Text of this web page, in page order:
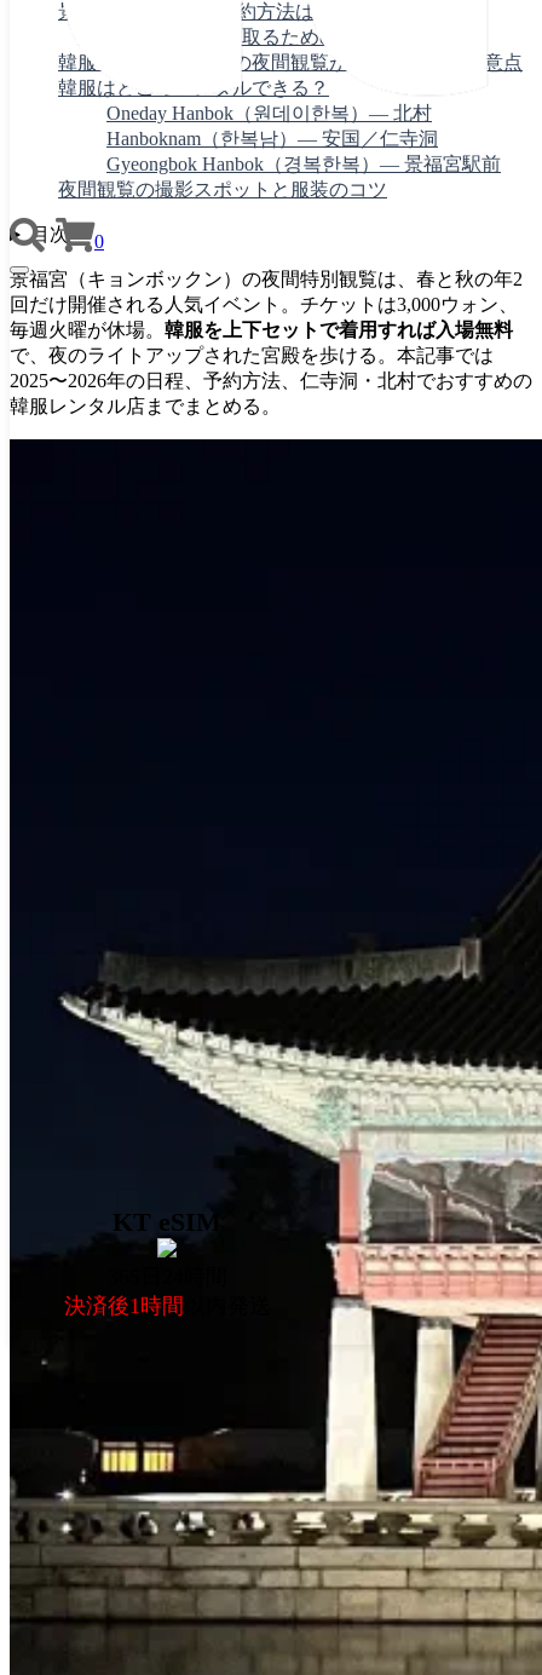
0
TOGGLE
NAVIGATION
KT eSIM
決済後1時間
景福宮 夜間観覧の予約方法は？
当日券を確実に取るための時間配分
韓服を着ると景福宮の夜間観覧が無料！条件と注意点
韓服はどこでレンタルできる？
Oneday Hanbok（원데이한복）— 北村
Hanboknam（한복남）— 安国／仁寺洞
Gyeongbok Hanbok（경복한복）— 景福宮駅前
夜間観覧の撮影スポットと服装のコツ
目次
景福宮（キョンボックン）の夜間特別観覧は、春と秋の年2
回だけ開催される人気イベント。チケットは3,000ウォン、
毎週火曜が休場。 韓服を上下セットで着用すれば入場無料
で、夜のライトアップされた宮殿を歩ける。本記事では
2025〜2026年の日程、予約方法、仁寺洞・北村でおすすめの
韓服レンタル店までまとめる。